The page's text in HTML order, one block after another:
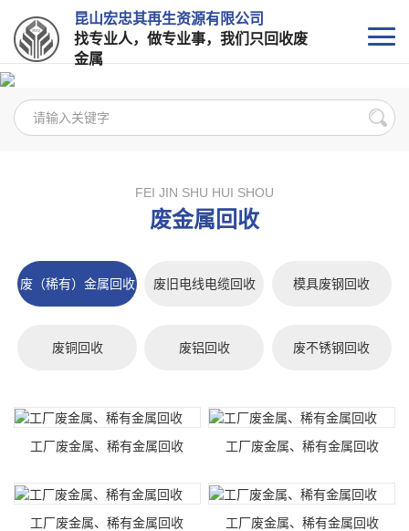
昆山宏忠其再生资源有限公司
找专业人，做专业事，我们只回收废
金属
FEI JIN SHU HUI SHOU
废金属回收
废（稀有）金属回收 废旧电线电缆回收 模具废钢回收
废铜回收 废铝回收 废不锈钢回收
工厂废金属、稀有金属回收 工厂废金属、稀有金属回收
工厂废金属、稀有金属回收 工厂废金属、稀有金属回收